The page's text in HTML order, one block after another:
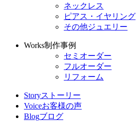
ネックレス
ピアス・イヤリング
その他ジュエリー
Works制作事例
セミオーダー
フルオーダー
リフォーム
Storyストーリー
Voiceお客様の声
Blogブログ